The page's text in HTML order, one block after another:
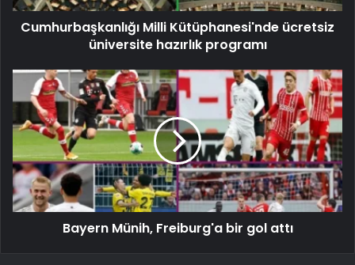
Cumhurbaşkanlığı Milli Kütüphanesi'nde ücretsiz
üniversite hazırlık programı
Bayern Münih, Freiburg'a bir gol attı